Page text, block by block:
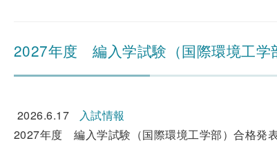
2027年度 編入学試験（国際環境工学
2026.6.17
入試情報
2027年度 編入学試験（国際環境工学部）合格発